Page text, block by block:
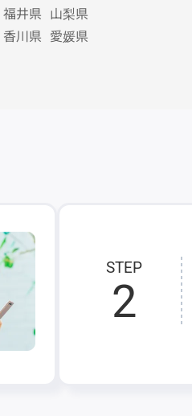
福井県 山梨県
香川県 愛媛県
STEP
2